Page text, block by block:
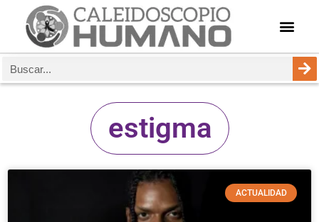
estigma
ACTUALIDAD